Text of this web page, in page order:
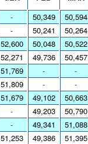
-
-
52,600
52,271
51,769
51,809
51,679
-
-
51,253
50,349
50,241
50,048
49,736
-
-
49,102
49,203
49,341
49,386
50,594
50,264
50,522
50,457
-
-
50,663
50,790
51,088
51,395